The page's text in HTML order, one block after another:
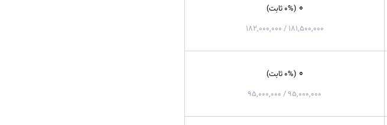
0 (0% ثابت)
181,500,000 / 182,000,000
0 (0% ثابت)
95,000,000 / 95,000,000